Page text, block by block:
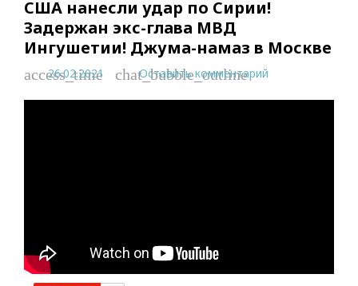
США нанесли удар по Сирии!
Задержан экс-глава МВД
Ингушетии! Джума-намаз в Москве
access_time
26.02.2021 chat_bubble_outline
Оставить комментарий